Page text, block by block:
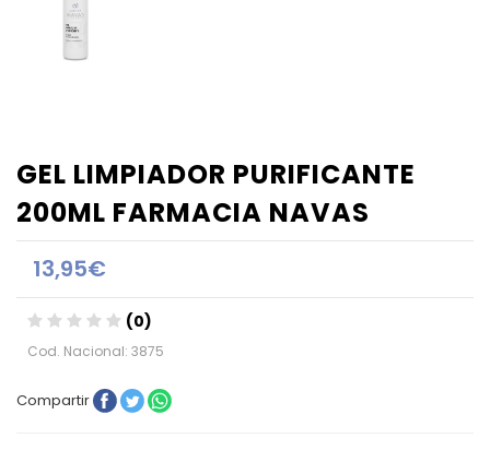
GEL LIMPIADOR PURIFICANTE
200ML FARMACIA NAVAS
13,95€
(0)
Cod. Nacional: 3875
Compartir